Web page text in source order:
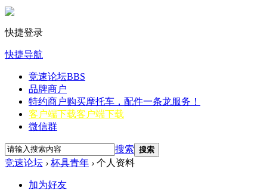
快捷登录
快捷导航
竞速论坛BBS
品牌商户
特约商户购买摩托车，配件一条龙服务！
客户端下载客户端下载
微信群
搜索 搜索
竞速论坛 › 杯具青年 › 个人资料
加为好友